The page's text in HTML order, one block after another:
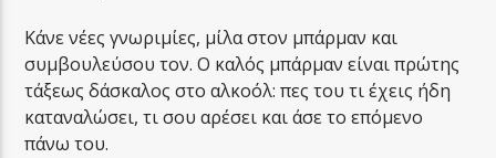
Κάνε νέες γνωριμίες, μίλα στον μπάρμαν και
συμβουλεύσου τον. Ο καλός μπάρμαν είναι πρώτης
τάξεως δάσκαλος στο αλκοόλ: πες του τι έχεις ήδη
καταναλώσει, τι σου αρέσει και άσε το επόμενο
πάνω του.